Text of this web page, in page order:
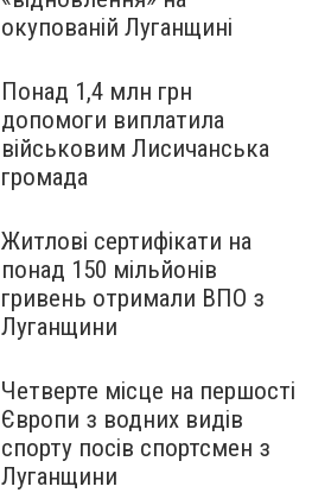
окупованій Луганщині
Понад 1,4 млн грн
допомоги виплатила
військовим Лисичанська
громада
Житлові сертифікати на
понад 150 мільйонів
гривень отримали ВПО з
Луганщини
Четверте місце на першості
Європи з водних видів
спорту посів спортсмен з
Луганщини